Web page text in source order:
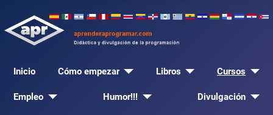
Inicio Cómo empezar Libros Cursos
Empleo Humor!!! Divulgación